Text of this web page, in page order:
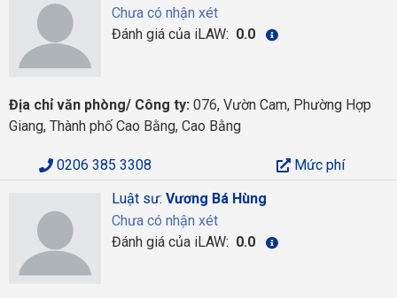
Chưa có nhận xét
Đánh giá của iLAW: 0.0
Địa chỉ văn phòng/ Công ty: 076, Vườn Cam, Phường Hợp
Giang, Thành phố Cao Bằng, Cao Bằng
0206 385 3308
Mức phí
Luật sư: Vương Bá Hùng
Chưa có nhận xét
Đánh giá của iLAW: 0.0